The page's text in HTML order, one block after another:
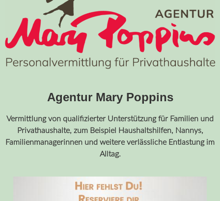
Agentur Mary Poppins
Vermittlung von qualifizierter Unterstützung für Familien und
Privathaushalte, zum Beispiel Haushaltshilfen, Nannys,
Familienmanagerinnen und weitere verlässliche Entlastung im
Alltag.